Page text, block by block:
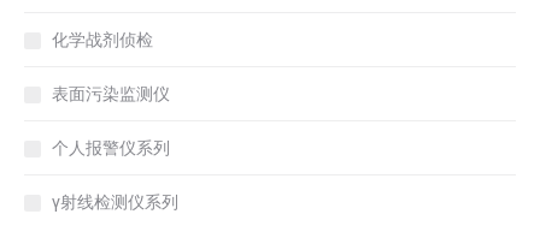
化学战剂侦检
表面污染监测仪
个人报警仪系列
γ射线检测仪系列